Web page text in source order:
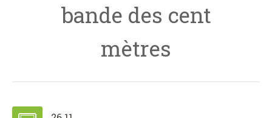
bande des cent
mètres